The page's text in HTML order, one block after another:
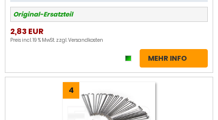
Original-Ersatzteil
2,83 EUR
Preis incl. 19 % MwSt. zzgl.Versandkosten
MEHR INFO
4